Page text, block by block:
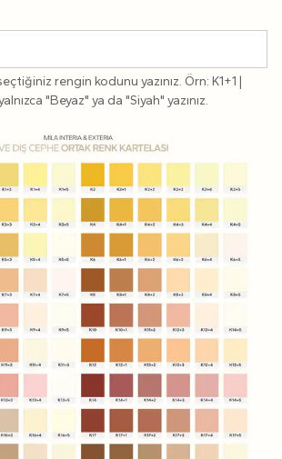
rengin kodunu yazınız. Örn: K1+1 |
"Beyaz" ya da "Siyah" yazınız.